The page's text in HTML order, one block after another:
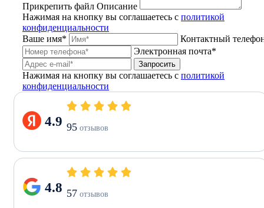
Прикрепить файл Описание
Нажимая на кнопку вы соглашаетесь с политикой
конфиденциальности
Ваше имя*
Контактный
Электронная почта*
Запросить
Нажимая на кнопку вы соглашаетесь с политикой
конфиденциальности
4.9 95 отзывов
4.8 57 отзывов